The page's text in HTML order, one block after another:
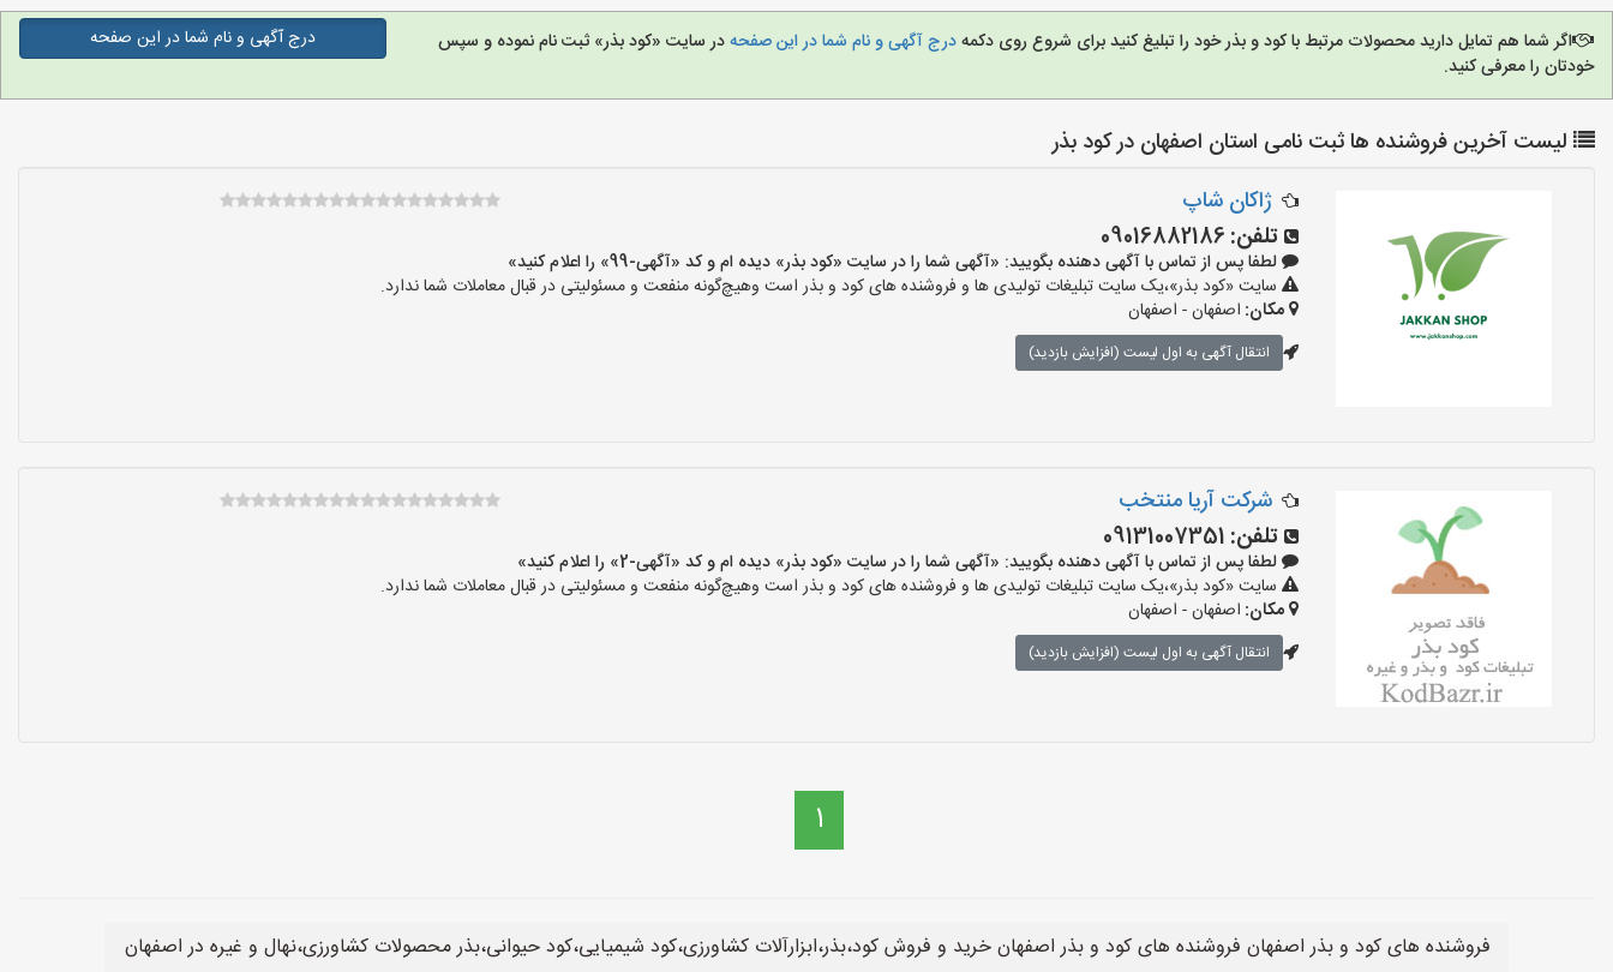
اگر شما هم تمایل دارید محصولات مرتبط با کود و بذر خود را تبلیغ کنید برای شروع روی دکمهدرج آگهی و نام شما در این صفحهدر سایت «کود بذر» ثبت نام نموده و سپس
خودتان را معرفی کنید.
درج آگهی و نام شما در این صفحه
لیست آخرین فروشنده ها ثبت نامی استان اصفهان در کود بذر
ژاکان شاپ
تلفن: 09016882186
لطفا پس از تماس با آگهی دهنده بگویید: «آگهی شما را در سایت «کود بذر» دیده ام و کد «آگهی-99» را اعلام کنید»
سایت «کود بذر»،یک سایت تبلیغات تولیدی ها و فروشنده های کود و بذر است وهیچ‌گونه منفعت و مسئولیتی در قبال معاملات شما ندارد.
مکان: اصفهان - اصفهان
انتقال آگهی به اول لیست (افزایش بازدید)
شرکت آریا منتخب
تلفن: 09131007351
لطفا پس از تماس با آگهی دهنده بگویید: «آگهی شما را در سایت «کود بذر» دیده ام و کد «آگهی-2» را اعلام کنید»
سایت «کود بذر»،یک سایت تبلیغات تولیدی ها و فروشنده های کود و بذر است وهیچ‌گونه منفعت و مسئولیتی در قبال معاملات شما ندارد.
مکان: اصفهان - اصفهان
انتقال آگهی به اول لیست (افزایش بازدید)
1
فروشنده های کود و بذر اصفهان فروشنده های کود و بذر اصفهان خرید و فروش کود،بذر،ابزارآلات کشاورزی،کود شیمیایی،کود حیوانی،بذر محصولات کشاورزی،نهال و غیره در اصفهان